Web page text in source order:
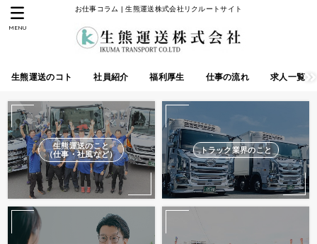
お仕事コラム | 生熊運送株式会社リクルートサイト
生熊運送のコト 社員紹介 福利厚生 仕事の流れ 求人一覧
MENU
生熊運送のこと
（仕事・社風など）
トラック業界のこと